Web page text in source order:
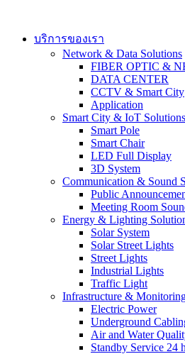
contentบริการของเรา
Network & Data Solutions
FIBER OPTIC &
DATA CENTER
CCTV & Smart City
Application
Smart City & IoT Solutions
Smart Pole
Smart Chair
LED Full Display
3D System
Communication & Sound
Public
Meeting Room
Energy & Lighting
Solar System
Solar Street Lights
Street Lights
Industrial Lights
Traffic Light
Infrastructure &
Electric Power
Underground
Air and Water
Standby Service 24